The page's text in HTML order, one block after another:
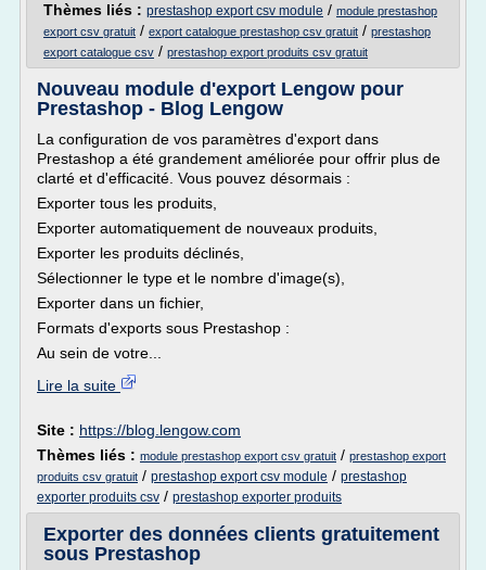
Thèmes liés : prestashop export csv module / module prestashop
export csv gratuit / export catalogue prestashop csv gratuit / prestashop
export catalogue csv / prestashop export produits csv gratuit
Nouveau module d'export Lengow pour
Prestashop - Blog Lengow
La configuration de vos paramètres d'export dans
Prestashop a été grandement améliorée pour offrir plus de
clarté et d'efficacité. Vous pouvez désormais :
Exporter tous les produits,
Exporter automatiquement de nouveaux produits,
Exporter les produits déclinés,
Sélectionner le type et le nombre d'image(s),
Exporter dans un fichier,
Formats d'exports sous Prestashop :
Au sein de votre...
Lire la suite
Site : https://blog.lengow.com
Thèmes liés : module prestashop export csv gratuit / prestashop export
produits csv gratuit / prestashop export csv module / prestashop
exporter produits csv / prestashop exporter produits
Exporter des données clients gratuitement
sous Prestashop